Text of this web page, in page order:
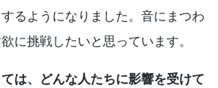
るようになりました。音にまつわ
に挑戦したいと思っています。
は、どんな人たちに影響を受けて